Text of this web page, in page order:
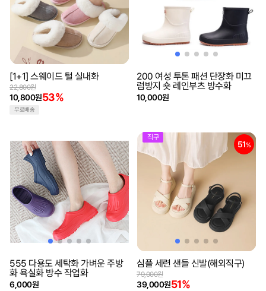
[1+1] 스웨이드 털 실내화
10,800원53%
22,800원
무료배송
200 여성 투톤 패션 단장화 미끄
럼방지 숏 레인부츠 방수화
10,000원
555 다용도 세탁화 가벼운 주방
화 욕실화 방수 작업화
6,000원
직구
51%
심플 세련 샌들 신발(해외직구)
39,000원51%
79,000원